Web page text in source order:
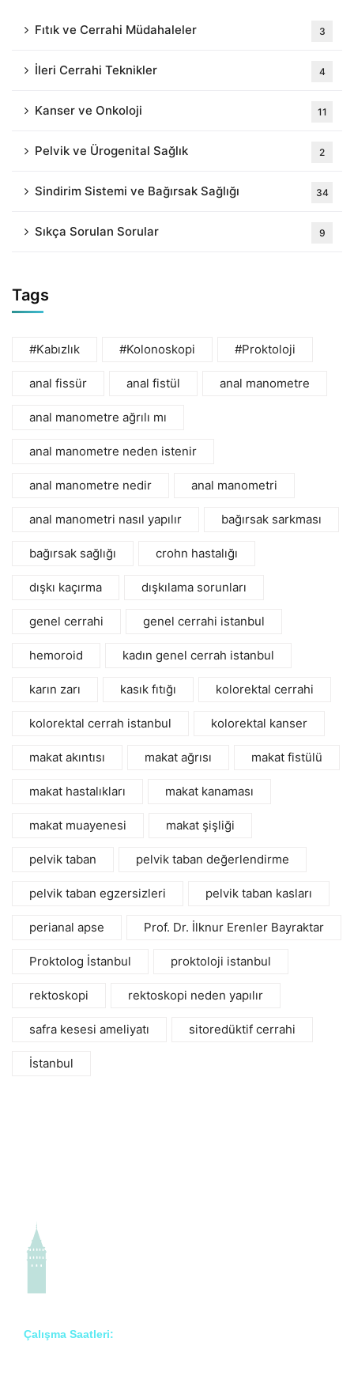
Fıtık ve Cerrahi Müdahaleler 3
İleri Cerrahi Teknikler 4
Kanser ve Onkoloji 11
Pelvik ve Ürogenital Sağlık 2
Sindirim Sistemi ve Bağırsak Sağlığı 34
Sıkça Sorulan Sorular 9
Tags
#Kabızlık #Kolonoskopi #Proktoloji
anal fissür anal fistül anal manometre
anal manometre ağrılı mı
anal manometre neden istenir
anal manometre nedir anal manometri
anal manometri nasıl yapılır bağırsak sarkması
bağırsak sağlığı crohn hastalığı
dışkı kaçırma dışkılama sorunları
genel cerrahi genel cerrahi istanbul
hemoroid kadın genel cerrah istanbul
karın zarı kasık fıtığı kolorektal cerrahi
kolorektal cerrah istanbul kolorektal kanser
makat akıntısı makat ağrısı makat fistülü
makat hastalıkları makat kanaması
makat muayenesi makat şişliği
pelvik taban pelvik taban değerlendirme
pelvik taban egzersizleri pelvik taban kasları
perianal apse Prof. Dr. İlknur Erenler Bayraktar
Proktolog İstanbul proktoloji istanbul
rektoskopi rektoskopi neden yapılır
safra kesesi ameliyatı sitoredüktif cerrahi
İstanbul
Çalışma Saatleri: